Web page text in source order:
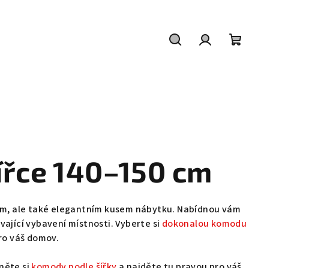
140–150 cm
ale také elegantním kusem nábytku. Nabídnou vám
vybavení místnosti. Vyberte si dokonalou komodu
váš domov.